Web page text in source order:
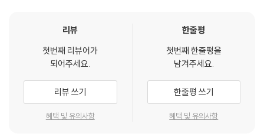
리뷰
첫번째 리뷰어가
되어주세요.
리뷰 쓰기
혜택 및 유의사항
한줄평
첫번째 한줄평을
남겨주세요.
한줄평 쓰기
혜택 및 유의사항